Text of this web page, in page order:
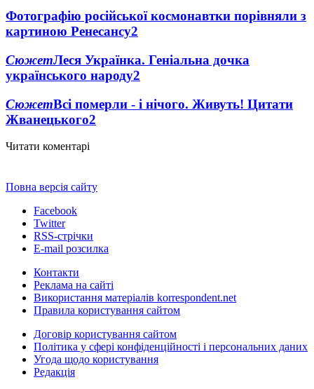
Фотографію російської космонавтки порівняли з
картиною Ренесансу2
СюжетЛеся Українка. Геніальна дочка
українського народу2
СюжетВсі померли - і нічого. Живуть! Цитати
Жванецького2
Читати коментарі
Повна версія сайту
Facebook
Twitter
RSS-стрічки
E-mail розсилка
Контакти
Реклама на сайті
Використання матеріалів korrespondent.net
Правила користування сайтом
Договір користування сайтом
Політика у сфері конфіденційності і персональних даних
Угода щодо користування
Редакція